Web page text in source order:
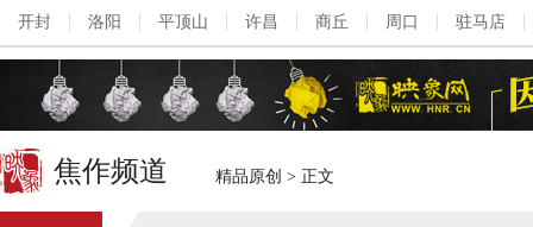
开封 洛阳 平顶山 许昌 商丘 周口 驻马店
焦作频道 精品原创 > 正文